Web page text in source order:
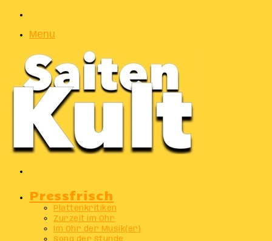
Menu
Pressfrisch
Plattenkritiken
Zurzeit im Ohr
Im Ohr der Musik(er)